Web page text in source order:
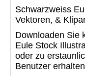
Schwarzweiss
Vektoren, &
Downloaden Sie
Eule Stock
oder zu
Benutzer